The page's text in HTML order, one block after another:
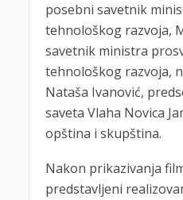
posebni savetnik
tehnološkog razvoja,
savetnik ministra
tehnološkog razvoja,
Nataša Ivanović,
saveta Vlaha Novica
opština i skupština.
Nakon prikazivanja
predstavljeni